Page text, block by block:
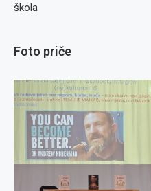
škola
Foto priče